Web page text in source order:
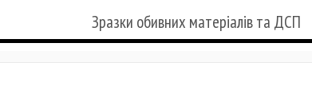
Зразки обивних матеріалів та ДСП